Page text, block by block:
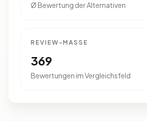
Ø Bewertung der Alternativen
REVIEW-MASSE
369
Bewertungen im Vergleichsfeld